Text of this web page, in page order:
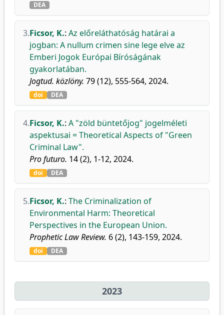
DEA
3.Ficsor, K.: Az előreláthatóság határai a
jogban: A nullum crimen sine lege elve az
Emberi Jogok Európai Bíróságának
gyakorlatában.
Jogtud. közlöny. 79 (12), 555-564, 2024.
doi DEA
4.Ficsor, K.: A "zöld büntetőjog" jogelméleti
aspektusai = Theoretical Aspects of "Green
Criminal Law".
Pro futuro. 14 (2), 1-12, 2024.
doi DEA
5.Ficsor, K.: The Criminalization of
Environmental Harm: Theoretical
Perspectives in the European Union.
Prophetic Law Review. 6 (2), 143-159, 2024.
doi DEA
2023